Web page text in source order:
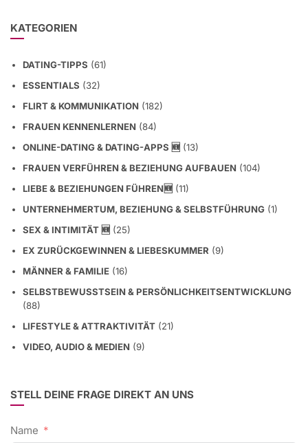
KATEGORIEN
DATING-TIPPS (61)
ESSENTIALS (32)
FLIRT & KOMMUNIKATION (182)
FRAUEN KENNENLERNEN (84)
ONLINE-DATING & DATING-APPS 🆕 (13)
FRAUEN VERFÜHREN & BEZIEHUNG AUFBAUEN (104)
LIEBE & BEZIEHUNGEN FÜHREN🆕 (11)
UNTERNEHMERTUM, BEZIEHUNG & SELBSTFÜHRUNG (1)
SEX & INTIMITÄT 🆕 (25)
EX ZURÜCKGEWINNEN & LIEBESKUMMER (9)
MÄNNER & FAMILIE (16)
SELBSTBEWUSSTSEIN & PERSÖNLICHKEITSENTWICKLUNG
(88)
LIFESTYLE & ATTRAKTIVITÄT (21)
VIDEO, AUDIO & MEDIEN (9)
STELL DEINE FRAGE DIREKT AN UNS
Name